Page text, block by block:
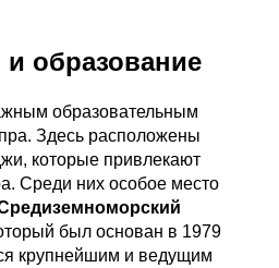
образование
образовательным
Здесь расположены
которые привлекают
Среди них особое место
был основан в 1979
крупнейшим и ведущим